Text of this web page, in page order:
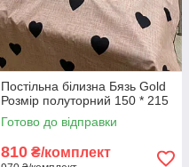
Постільна білизна Бязь Gold
Розмір полуторний 150 * 215
Готово до відправки
810 ₴/комплект